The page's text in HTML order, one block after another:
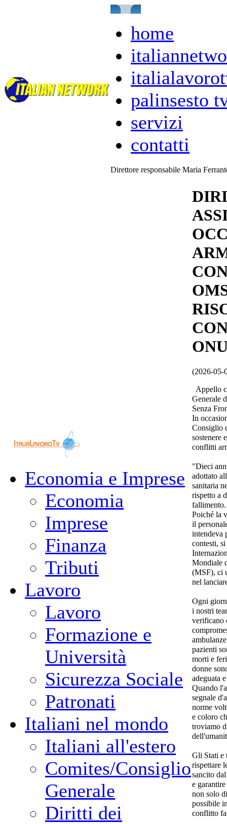
home
palinsesto
servizi
contatti
Direttore responsabile Maria
Economia e Imprese
Economia
Imprese
Finanza
Tributi
Lavoro
Lavoro
Formazione e
Università
Sicurezza Sociale
Patronati
Italiani nel mondo
Italiani all'estero
Comites/Consiglio
Generale
Diritti dei
(2026-05-
Appello
Generale
Senza
In
Consiglio
sostenere
conflitti
"Dieci
adottato
sanitaria
rispetto a
fallimento.
Poiché la
il
intendeva
contesti,
Mondiale
(MSF), ci
nel
Ogni
i nostri
verificano
pazienti
morti e
donne
adeguata
Quando
segnale
norme
e coloro
troviamo
Gli Stati e
rispettare
sancito
e
non solo
possibile
conflitto